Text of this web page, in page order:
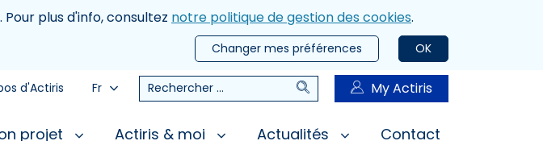
plus d'info, consultez notre politique de gestion des cookies.
OK
Changer mes préférences
d'Actiris Fr Rechercher RechercherMy Actiris
projet Actiris & moi Actualités Contact